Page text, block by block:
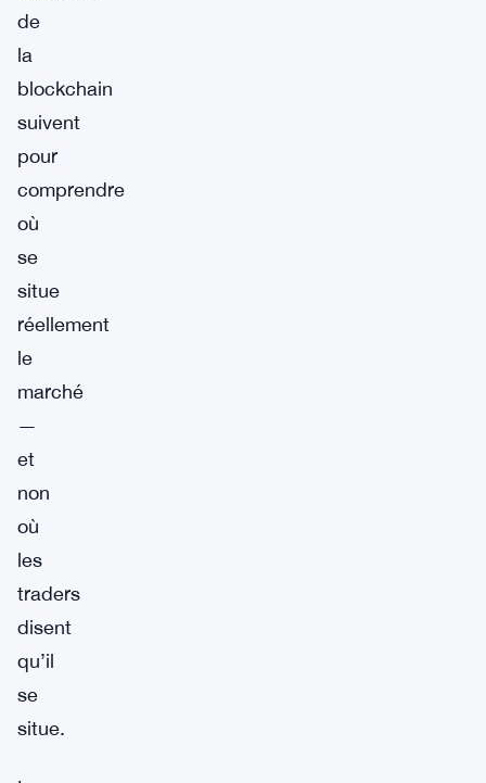
de
la
blockchain
suivent
pour
comprendre
où
se
situe
réellement
le
marché
—
et
non
où
les
traders
disent
qu’il
se
situe.